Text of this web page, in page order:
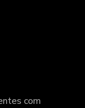
com